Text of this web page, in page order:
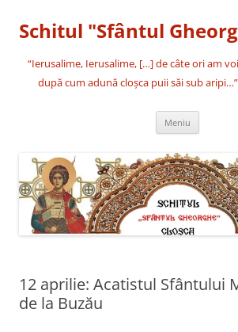
conținut
Schitul "Sfântul
“Ierusalime, Ierusalime, […] de câte ori am
după cum adună cloşca puii săi sub
Meniu
12 aprilie: Acatistul Sfântului
de la Buzău